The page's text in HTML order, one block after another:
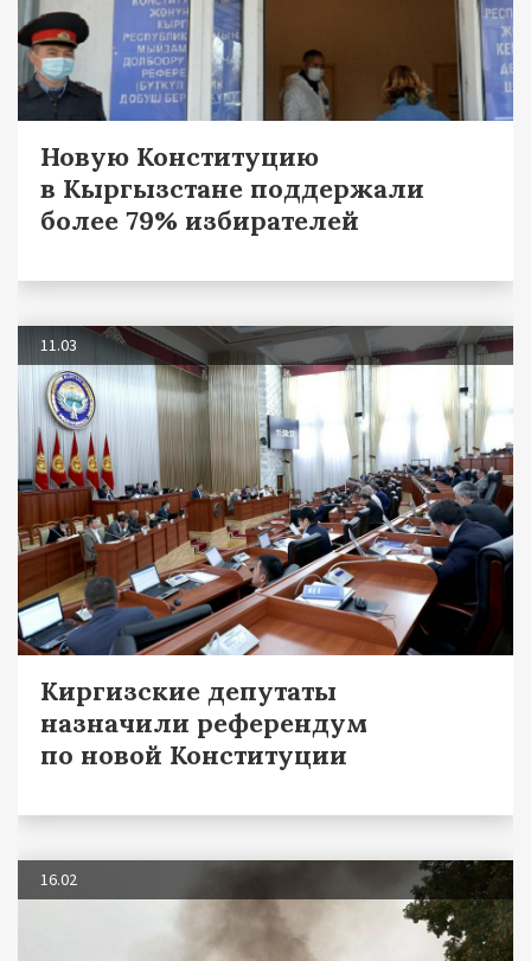
Новую Конституцию
в Кыргызстане поддержали
более 79% избирателей
11.03
Киргизские депутаты
назначили референдум
по новой Конституции
16.02